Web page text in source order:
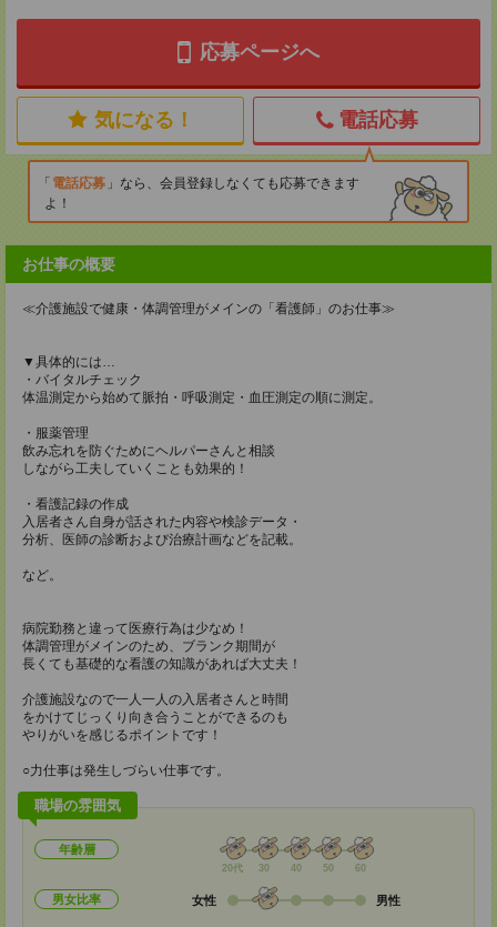
応募ページへ
気になる！ 電話応募
電話応募
なら、会員登録しなくても応募できます
よ！
お仕事の概要
≪介護施設で健康・体調管理がメインの「看護師」のお仕事≫
▼具体的には…
・バイタルチェック
体温測定から始めて脈拍・呼吸測定・血圧測定の順に測定。
・服薬管理
飲み忘れを防ぐためにヘルパーさんと相談
しながら工夫していくことも効果的！
・看護記録の作成
入居者さん自身が話された内容や検診データ・
分析、医師の診断および治療計画などを記載。
など。
病院勤務と違って医療行為は少なめ！
体調管理がメインのため、ブランク期間が
長くても基礎的な看護の知識があれば大丈夫！
介護施設なので一人一人の入居者さんと時間
をかけてじっくり向き合うことができるのも
やりがいを感じるポイントです！
○力仕事は発生しづらい仕事です。
職場の雰囲気
年齢層
20代 30 40 50 60
男女比率 女性 男性